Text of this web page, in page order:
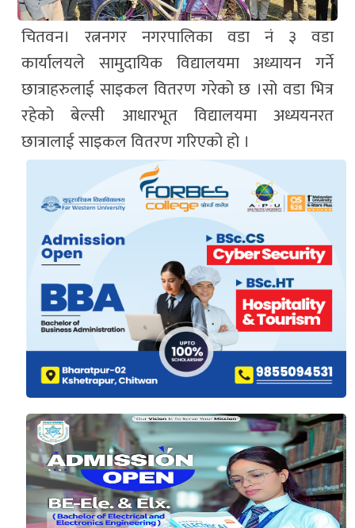
चितवन। रत्ननगर नगरपालिका वडा नं ३ वडा
कार्यालयले सामुदायिक विद्यालयमा अध्यायन गर्ने
छात्राहरुलाई साइकल वितरण गरेको छ ।सो वडा भित्र
रहेको बेल्सी आधारभूत विद्यालयमा अध्ययनरत
छात्रालाई साइकल वितरण गरिएको हो ।